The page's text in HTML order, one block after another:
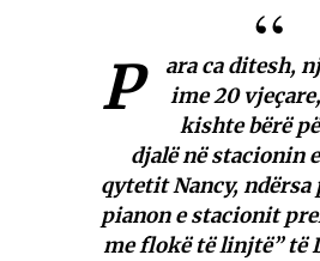
P
ara ca ditesh,
ime 20
kishte bërë
djalë në stacionin
qytetit Nancy, ndërsa
pianon e stacionit
me flokë të linjtë” të